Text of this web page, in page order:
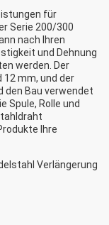
für
Serie 200/300
nach Ihren
und Dehnung
werden. Der
12 mm, und der
den Bau verwendet
Spule, Rolle und
Ihre